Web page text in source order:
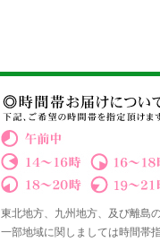
東北地方、九州地方、及び離島
一部地域に関しましては時間帯